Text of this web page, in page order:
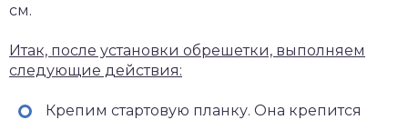
см.
Итак, после установки обрешетки, выполняем
следующие действия:
Крепим стартовую планку. Она крепится